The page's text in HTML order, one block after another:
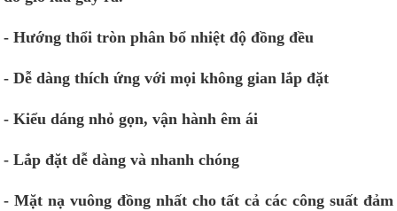
- Hướng thổi tròn phân bổ nhiệt độ đồng đều
- Dễ dàng thích ứng với mọi không gian lắp đặt
- Kiểu dáng nhỏ gọn, vận hành êm ái
- Lắp đặt dễ dàng và nhanh chóng
- Mặt nạ vuông đồng nhất cho tất cả các công suất đảm